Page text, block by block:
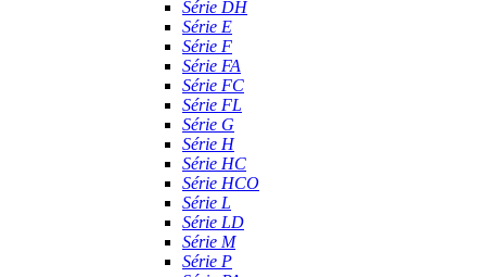
Série DH
Série E
Série F
Série FA
Série FC
Série FL
Série G
Série H
Série HC
Série HCO
Série L
Série LD
Série M
Série P